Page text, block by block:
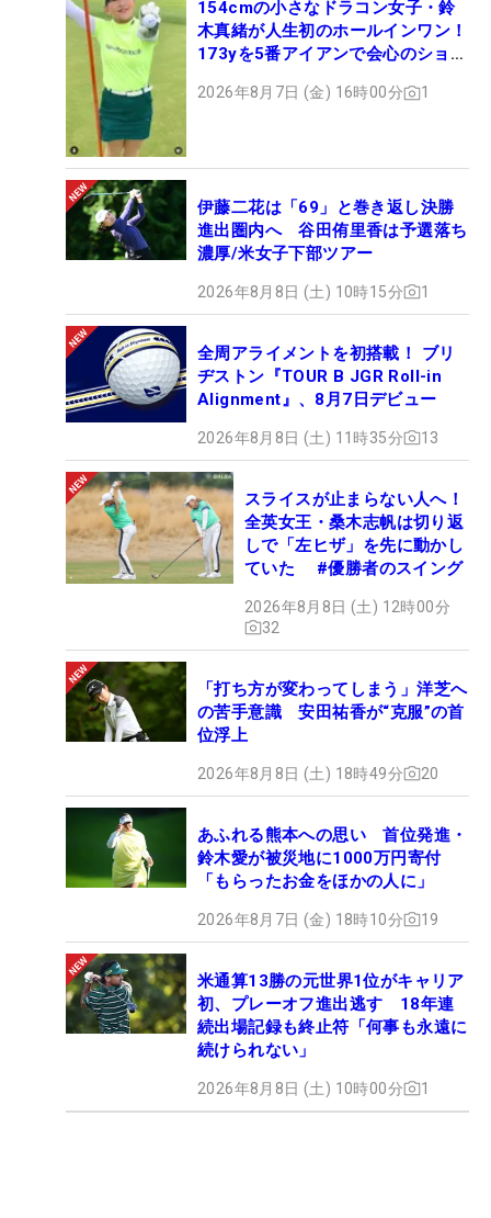
154cmの小さなドラコン女子・鈴
木真緒が人生初のホールインワン！
173yを5番アイアンで会心のショッ
2026年8月7日 (金) 16時00分 1
伊藤二花は「69」と巻き返し決勝
進出圏内へ 谷田侑里香は予選落ち
濃厚/米女子下部ツアー
2026年8月8日 (土) 10時15分 1
全周アライメントを初搭載！ ブリ
ヂストン『TOUR B JGR Roll-in
Alignment』、8月7日デビュー
2026年8月8日 (土) 11時35分 13
スライスが止まらない人へ！
全英女王・桑木志帆は切り返
しで「左ヒザ」を先に動かし
ていた #優勝者のスイング
2026年8月8日 (土) 12時00分
32
「打ち方が変わってしまう」洋芝へ
の苦手意識 安田祐香が“克服”の首
位浮上
2026年8月8日 (土) 18時49分 20
あふれる熊本への思い 首位発進・
鈴木愛が被災地に1000万円寄付
「もらったお金をほかの人に」
2026年8月7日 (金) 18時10分 19
米通算13勝の元世界1位がキャリア
初、プレーオフ進出逃す 18年連
続出場記録も終止符「何事も永遠に
続けられない」
2026年8月8日 (土) 10時00分 1